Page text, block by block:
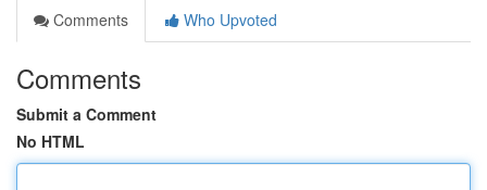
Comments
Who Upvoted
Comments
Submit a Comment
No HTML